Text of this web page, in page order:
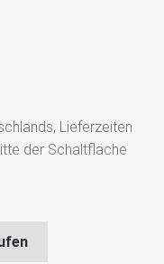
Lieferzeiten
der Schaltfläche